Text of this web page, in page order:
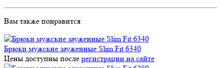
Вам также понравится
Брюки мужские зауженные Slim Fit 6340
Цены доступны после регистрации на сайте